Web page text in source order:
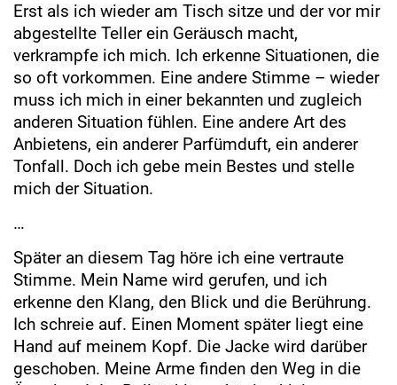
Erst als ich wieder am Tisch sitze und der vor mir
abgestellte Teller ein Geräusch macht,
verkrampfe ich mich. Ich erkenne Situationen, die
so oft vorkommen. Eine andere Stimme – wieder
muss ich mich in einer bekannten und zugleich
anderen Situation fühlen. Eine andere Art des
Anbietens, ein anderer Parfümduft, ein anderer
Tonfall. Doch ich gebe mein Bestes und stelle
mich der Situation.
…
Später an diesem Tag höre ich eine vertraute
Stimme. Mein Name wird gerufen, und ich
erkenne den Klang, den Blick und die Berührung.
Ich schreie auf. Einen Moment später liegt eine
Hand auf meinem Kopf. Die Jacke wird darüber
geschoben. Meine Arme finden den Weg in die